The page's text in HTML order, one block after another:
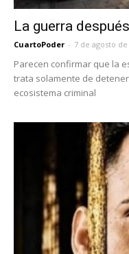
La guerra
CuartoPoder - 7 de agosto de
Parecen confirmar que la
trata solamente de
ecosistema criminal